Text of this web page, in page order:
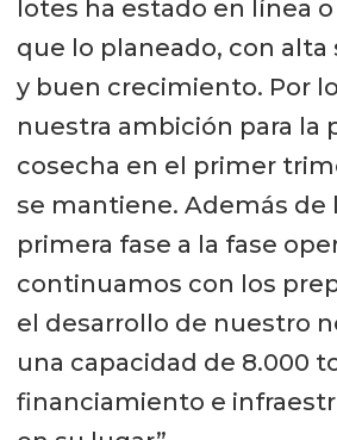
lotes ha estado en línea
que lo planeado, con alta
y buen crecimiento. Por
nuestra ambición para la
cosecha en el primer
se mantiene. Además de
primera fase a la fase
continuamos con los
el desarrollo de nuestro
una capacidad de 8.000
financiamiento e